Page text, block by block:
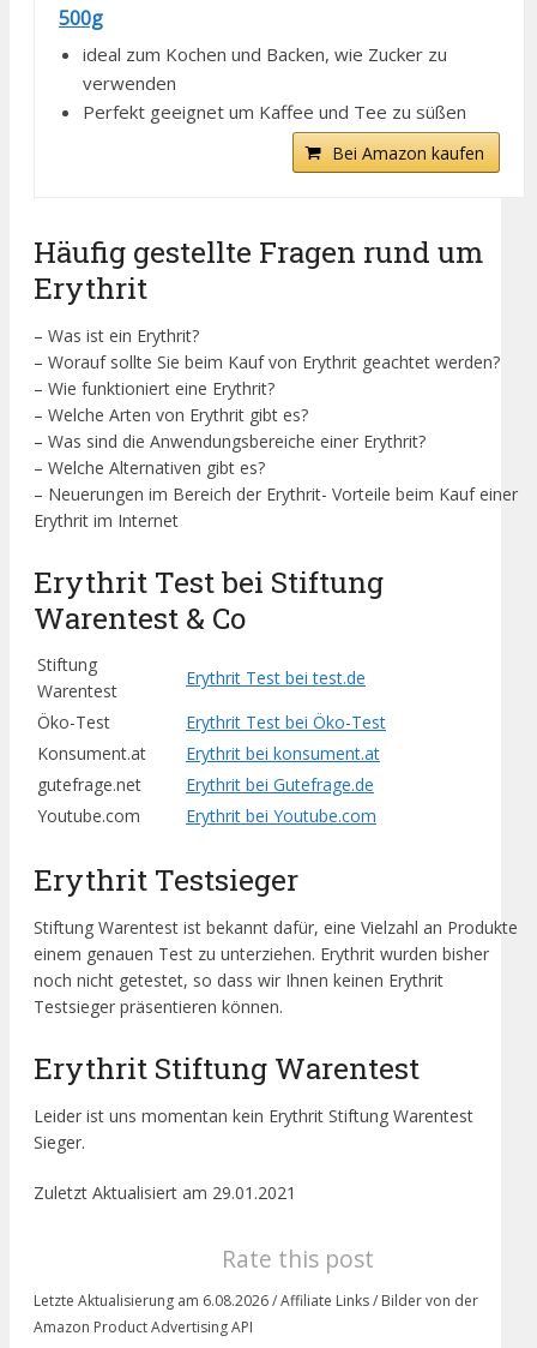
500g
ideal zum Kochen und Backen, wie Zucker zu
verwenden
Perfekt geeignet um Kaffee und Tee zu süßen
Bei Amazon kaufen
Häufig gestellte Fragen rund um
Erythrit
– Was ist ein Erythrit?
– Worauf sollte Sie beim Kauf von Erythrit geachtet werden?
– Wie funktioniert eine Erythrit?
– Welche Arten von Erythrit gibt es?
– Was sind die Anwendungsbereiche einer Erythrit?
– Welche Alternativen gibt es?
– Neuerungen im Bereich der Erythrit- Vorteile beim Kauf einer
Erythrit im Internet
Erythrit Test bei Stiftung
Warentest & Co
Stiftung
Warentest
Erythrit Test bei test.de
Öko-Test
Erythrit Test bei Öko-Test
Konsument.at
Erythrit bei konsument.at
gutefrage.net
Erythrit bei Gutefrage.de
Youtube.com
Erythrit bei Youtube.com
Erythrit Testsieger
Stiftung Warentest ist bekannt dafür, eine Vielzahl an Produkte
einem genauen Test zu unterziehen. Erythrit wurden bisher
noch nicht getestet, so dass wir Ihnen keinen Erythrit
Testsieger präsentieren können.
Erythrit Stiftung Warentest
Leider ist uns momentan kein Erythrit Stiftung Warentest
Sieger.
Zuletzt Aktualisiert am 29.01.2021
Rate this post
Letzte Aktualisierung am 6.08.2026 / Affiliate Links / Bilder von der
Amazon Product Advertising API